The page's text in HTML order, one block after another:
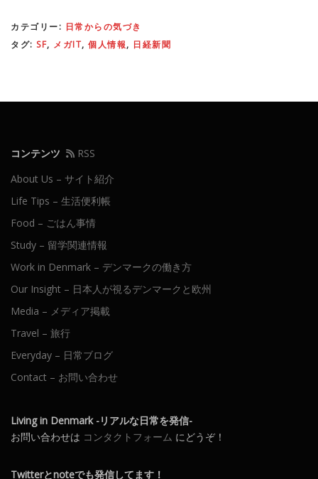
カテゴリー: 日常からの気づき
タグ: SF, メガIT, 個人情報, 日経新聞
コンテンツ
RSS
About Us – サイト紹介
Life Tips – 生活便利帳
Food – ごはん事情
Study – 留学関連情報
Work in Denmark – デンマークの働き方
Our Insight – 日本人が視るデンマークと欧州
Media – メディア掲載
Travel – 旅行
Everyday – 日常ブログ
Contact – お問い合わせ
Living in Denmark -リアルな日常を発信-
お問い合わせは コンタクトフォーム にどうぞ！
Twitterとnoteでも発信してます！